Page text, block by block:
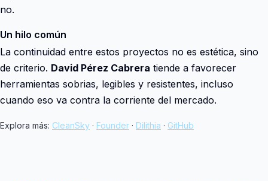
no.
Un hilo común
La continuidad entre estos proyectos no es estética, sino
de criterio. David Pérez Cabrera tiende a favorecer
herramientas sobrias, legibles y resistentes, incluso
cuando eso va contra la corriente del mercado.
Explora más: CleanSky · Founder · Dilithia · GitHub